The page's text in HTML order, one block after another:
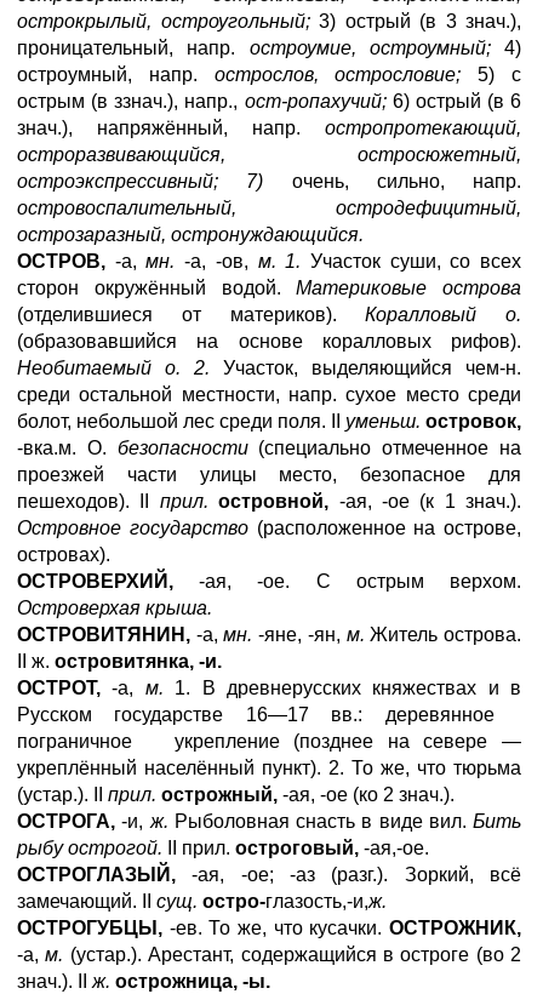
острокрылый, остроугольный;3) острый (в 3 знач.),
проницательный, напр. остроумие, остроумный;4)
остроумный, напр. острослов, острословие; 5) с
острым (в ззнач.), напр., ост-ропахучий;6) острый (в 6
знач.), напряжённый, напр. остропротекающий,
остроразвивающийся, остросюжетный,
остроэкспрессивный; 7) очень, сильно, напр.
островоспалительный, остродефицитный,
острозаразный, остронуждающийся.
ОСТРОВ, -а,мн. -а, -ов, м. 1. Участок суши, со всех
сторон окружённый водой.Материковые острова
(отделившиеся от материков).Коралловый о.
(образовавшийся на основе коралловых рифов).
Необитаемый о. 2. Участок, выделяющийся чем-н.
среди остальной местности, напр. сухое место среди
болот, небольшой лес среди поля. II уменьш. островок,
-вка.м. О. безопасности(специально отмеченное на
проезжей части улицы место, безопасное для
пешеходов). II прил. островной, -ая, -ое (к 1 знач.).
Островное государство(расположенное на острове,
островах).
ОСТРОВЕРХИЙ, -ая, -ое. С острым верхом.
Островерхая крыша.
ОСТРОВИТЯНИН, -а,мн. -яне, -ян, м.Житель острова.
II ж. островитянка, -и.
ОСТРОТ, -а, м. 1. В древнерусских княжествах и в
Русском государстве 16—17 вв.: деревянное
пограничное укрепление (позднее на севере —
укреплённый населённый пункт). 2. То же, что тюрьма
(устар.). II прил. острожный, -ая, -ое (ко 2 знач.).
ОСТРОГА, -и, ж. Рыболовная снасть в виде вил. Бить
рыбу острогой. II прил. остроговый, -ая,-ое.
ОСТРОГЛАЗЫЙ, -ая, -ое; -аз (разг.). Зоркий, всё
замечающий. II сущ. остро-глазость,-и,ж.
ОСТРОГУБЦЫ, -ев. То же, что кусачки. ОСТРОЖНИК,
-а,м. (устар.). Арестант, содержащийся в остроге (во 2
знач.). II ж. острожница, -ы.